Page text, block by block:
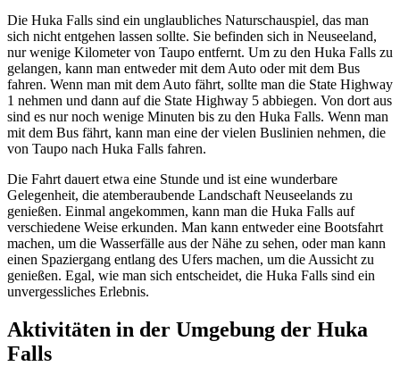
Die Huka Falls sind ein unglaubliches Naturschauspiel, das man
sich nicht entgehen lassen sollte. Sie befinden sich in Neuseeland,
nur wenige Kilometer von Taupo entfernt. Um zu den Huka Falls zu
gelangen, kann man entweder mit dem Auto oder mit dem Bus
fahren. Wenn man mit dem Auto fährt, sollte man die State Highway
1 nehmen und dann auf die State Highway 5 abbiegen. Von dort aus
sind es nur noch wenige Minuten bis zu den Huka Falls. Wenn man
mit dem Bus fährt, kann man eine der vielen Buslinien nehmen, die
von Taupo nach Huka Falls fahren.
Die Fahrt dauert etwa eine Stunde und ist eine wunderbare
Gelegenheit, die atemberaubende Landschaft Neuseelands zu
genießen. Einmal angekommen, kann man die Huka Falls auf
verschiedene Weise erkunden. Man kann entweder eine Bootsfahrt
machen, um die Wasserfälle aus der Nähe zu sehen, oder man kann
einen Spaziergang entlang des Ufers machen, um die Aussicht zu
genießen. Egal, wie man sich entscheidet, die Huka Falls sind ein
unvergessliches Erlebnis.
Aktivitäten in der Umgebung der Huka
Falls